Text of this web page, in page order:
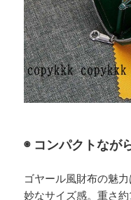
◉ コンパクトなが
ゴヤール風財布の魅
妙なサイズ感。重さ